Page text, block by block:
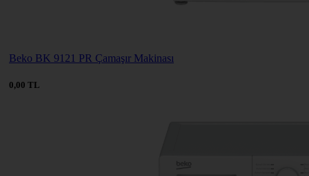
Beko BK 9121 PR Çamaşır Makinası
0,00 TL